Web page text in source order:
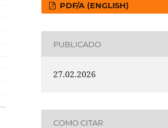
PDF/A (ENGLISH)
PUBLICADO
27.02.2026
COMO CITAR